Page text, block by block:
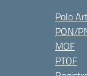
Polo
PON/
MOF
PTOF